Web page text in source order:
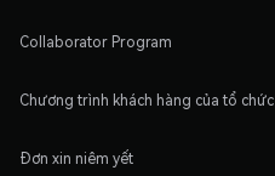
Collaborator Program
Chương trình khách hàng của tổ chức
Đơn xin niêm yết